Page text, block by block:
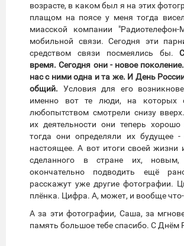
возрасте, в каком был я на этих
плащом на поясе у меня тогда
миасской компании
мобильной связи. Сегодня эти
средством связи посмеялись бы.
время. Сегодня они - новое
нас с ними одна и та же. И День
общий. Условия для его
именно вот те люди, на которых
любопытством смотрели снизу
их деятельности они теперь
тогда они определяли их будущее -
настоящее. А вот итоги своей жизни
сделанного в стране их, новым,
окончательно подводить ещё
расскажут уже другие фотографии.
плёнка. Цифра. А, может, и вообще
А за эти фотографии, Саша, за
память большое тебе спасибо. С Днём